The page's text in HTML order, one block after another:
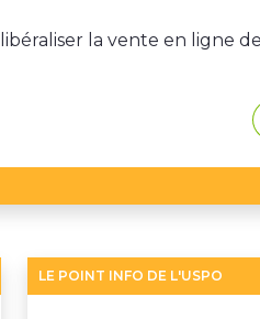
la vente en ligne de
LE POINT INFO DE L'USPO